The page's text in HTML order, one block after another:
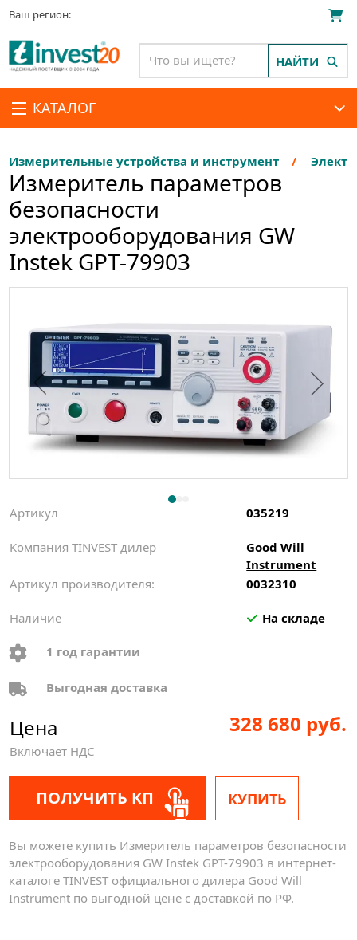
Ваш регион:
КАТАЛОГ
НАЙТИ
Измерительные устройства и инструмент
Измеритель параметров
безопасности
электрооборудования GW
Instek GPT-79903
Артикул 035219
Компания TINVEST дилер
Good Will
Instrument
Артикул производителя:
0032310
Наличие На складе
1 год гарантии
Выгодная доставка
Цена
Включает НДС
328 680 руб.
ПОЛУЧИТЬ КП КУПИТЬ
Вы можете купить Измеритель параметров безопасности
электрооборудования GW Instek GPT-79903 в интернет-
каталоге TINVEST официального дилера Good Will
Instrument по выгодной цене с доставкой по РФ.